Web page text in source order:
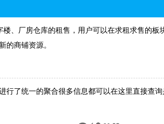
、厂房仓库的租售，用户可以在求租求售的板
的商铺资源。
行了统一的聚合很多信息都可以在这里直接查